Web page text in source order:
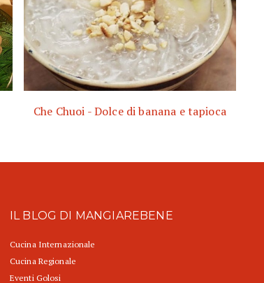
Che Chuoi - Dolce di banana e tapioca
IL BLOG DI MANGIAREBENE
Cucina Internazionale
Cucina Regionale
Eventi Golosi